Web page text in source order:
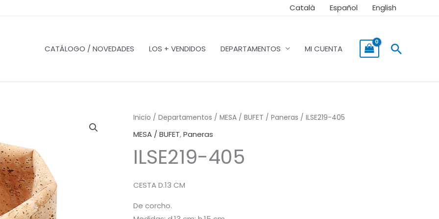
Català Español English
CATÁLOGO / NOVEDADES LOS + VENDIDOS DEPARTAMENTOS MI CUENTA Buscar
Inicio / Departamentos / MESA / BUFET / Paneras / ILSE219-405
MESA / BUFET,Paneras
ILSE219-405
CESTA D.13 CM
De corcho.